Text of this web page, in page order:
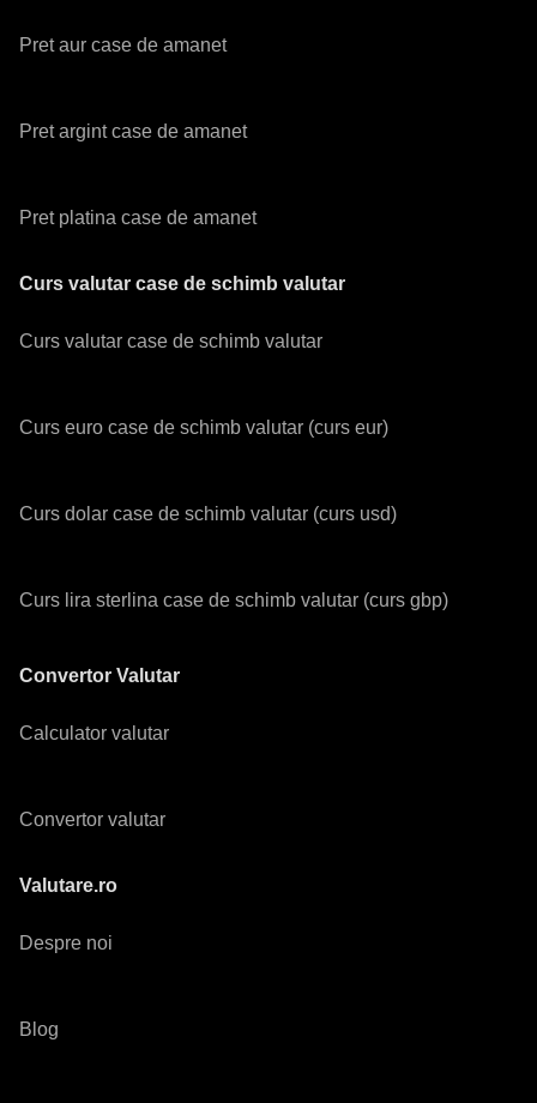
Pret aur case de amanet
Pret argint case de amanet
Pret platina case de amanet
Curs valutar case de schimb valutar
Curs valutar case de schimb valutar
Curs euro case de schimb valutar (curs eur)
Curs dolar case de schimb valutar (curs usd)
Curs lira sterlina case de schimb valutar (curs gbp)
Convertor Valutar
Calculator valutar
Convertor valutar
Valutare.ro
Despre noi
Blog